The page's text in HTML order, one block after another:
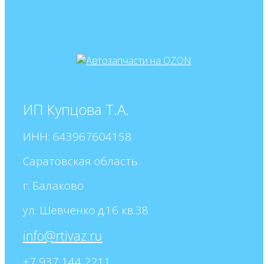
ИП Купцова Т.А.
ИНН: 643967604158
Саратовская область
г. Балаково
ул. Шевченко д.16 кв.38